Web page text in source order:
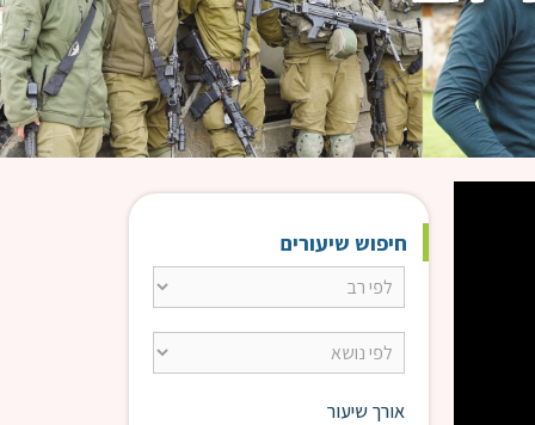
חיפוש שיעורים
אורך שיעור